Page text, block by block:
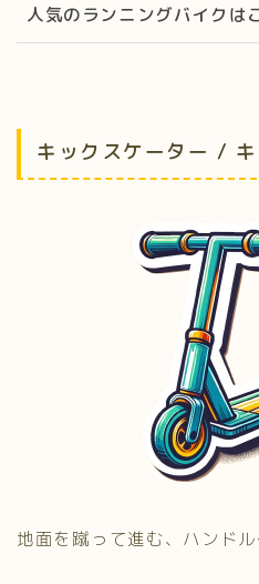
人気のランニングバイクは
キックスケーター /
地面を蹴って進む、ハンドル